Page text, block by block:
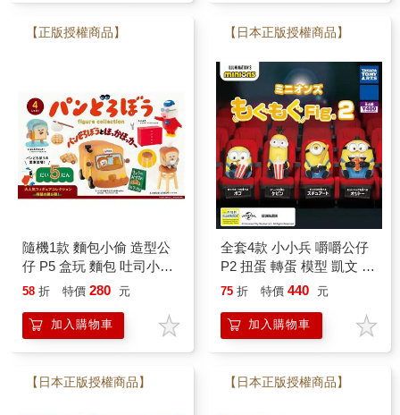
【正版授權商品】
隨機1款 麵包小偷 造型公
仔 P5 盒玩 麵包 吐司小偷
麵包車 小豬 菠蘿麵包
58 折 特價 280 元
加入購物車
【日本正版授權商品】
全套4款 小小兵 嚼嚼公仔
P2 扭蛋 轉蛋 模型 凱文 史
都華 神偷奶爸 TAKARA
75 折 特價 440 元
加入購物車
【日本正版授權商品】 【日本正版授權商品】